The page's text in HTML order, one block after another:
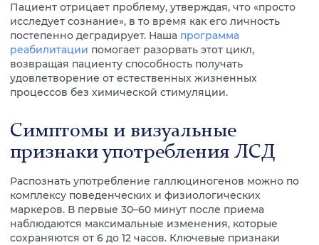
Пациент отрицает проблему, утверждая, что «просто
исследует сознание», в то время как его личность
постепенно деградирует. Наша программа
реабилитации помогает разорвать этот цикл,
возвращая пациенту способность получать
удовлетворение от естественных жизненных
процессов без химической стимуляции.
Симптомы и визуальные
признаки употребления ЛСД
Распознать употребление галлюциногенов можно по
комплексу поведенческих и физиологических
маркеров. В первые 30–60 минут после приема
наблюдаются максимальные изменения, которые
сохраняются от 6 до 12 часов. Ключевые признаки